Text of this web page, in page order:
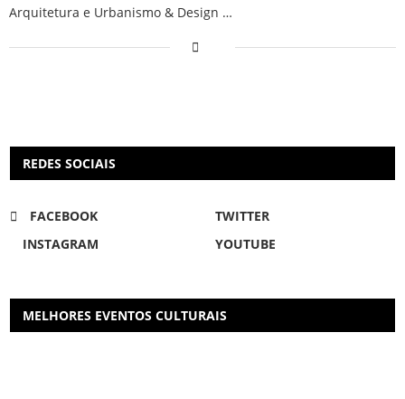
Arquitetura e Urbanismo & Design …
REDES SOCIAIS
FACEBOOK
TWITTER
INSTAGRAM
YOUTUBE
MELHORES EVENTOS CULTURAIS